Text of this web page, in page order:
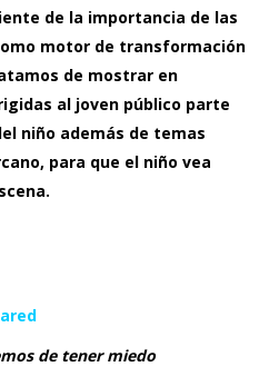
de la importancia de las
motor de transformación
de mostrar en
al joven público parte
niño además de temas
para que el niño vea
de tener miedo